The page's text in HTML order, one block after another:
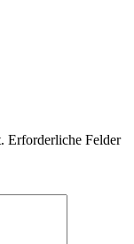
Erforderliche Felder